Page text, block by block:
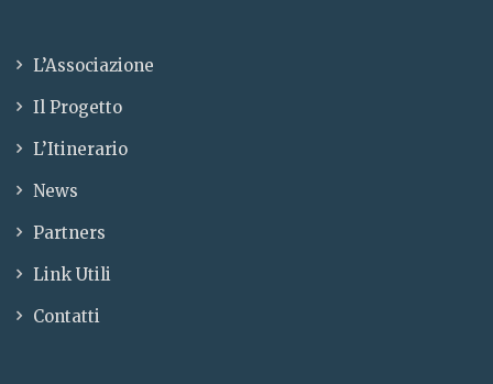
L’Associazione
Il Progetto
L’Itinerario
News
Partners
Link Utili
Contatti